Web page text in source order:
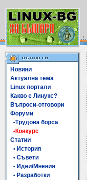
Новини
Актуална тема
Linux портали
Какво е Линукс?
Въпроси-отговори
Форуми
•Трудова борса
•Конкурс
Статии
• История
• Съвети
• Идеи/Мнения
• Разработки